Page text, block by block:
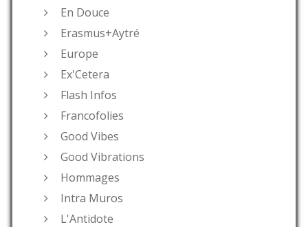
En Douce
Erasmus+Aytré
Europe
Ex'Cetera
Flash Infos
Francofolies
Good Vibes
Good Vibrations
Hommages
Intra Muros
L'Antidote